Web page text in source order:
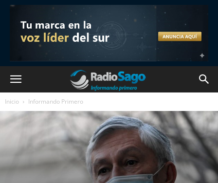
Inicio Informando Primero